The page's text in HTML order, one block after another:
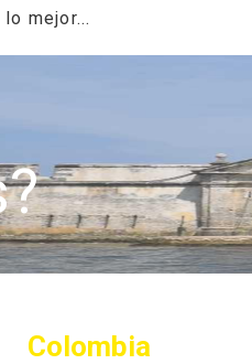
mejor...
Colombia